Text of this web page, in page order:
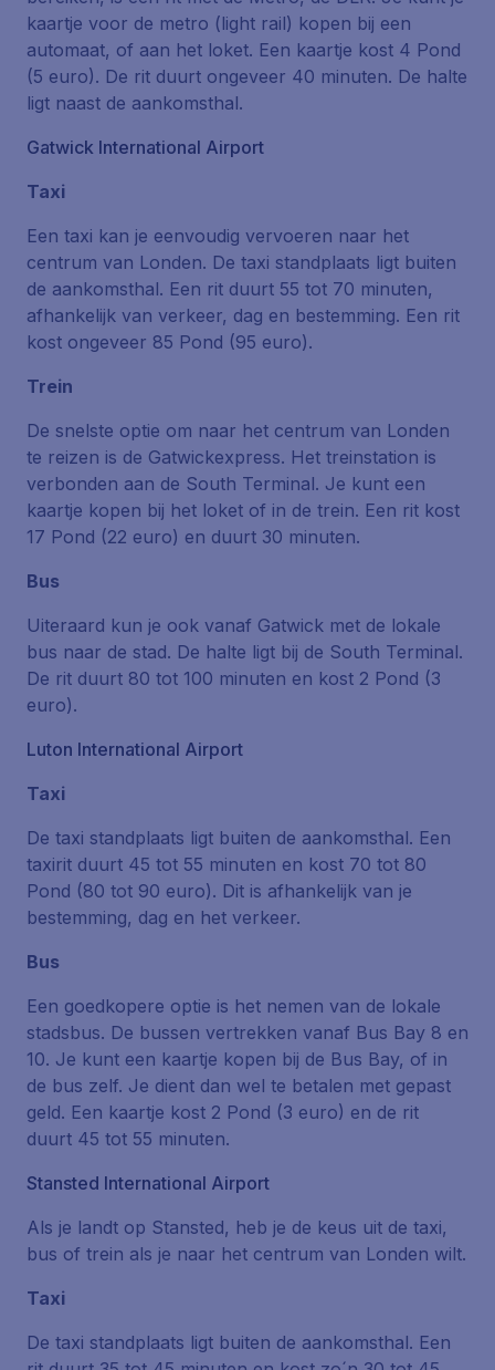
kaartje voor de metro (light rail) kopen bij een
automaat, of aan het loket. Een kaartje kost 4 Pond
(5 euro). De rit duurt ongeveer 40 minuten. De halte
ligt naast de aankomsthal.
Gatwick International Airport
Taxi
Een taxi kan je eenvoudig vervoeren naar het
centrum van Londen. De taxi standplaats ligt buiten
de aankomsthal. Een rit duurt 55 tot 70 minuten,
afhankelijk van verkeer, dag en bestemming. Een rit
kost ongeveer 85 Pond (95 euro).
Trein
De snelste optie om naar het centrum van Londen
te reizen is de Gatwickexpress. Het treinstation is
verbonden aan de South Terminal. Je kunt een
kaartje kopen bij het loket of in de trein. Een rit kost
17 Pond (22 euro) en duurt 30 minuten.
Bus
Uiteraard kun je ook vanaf Gatwick met de lokale
bus naar de stad. De halte ligt bij de South Terminal.
De rit duurt 80 tot 100 minuten en kost 2 Pond (3
euro).
Luton International Airport
Taxi
De taxi standplaats ligt buiten de aankomsthal. Een
taxirit duurt 45 tot 55 minuten en kost 70 tot 80
Pond (80 tot 90 euro). Dit is afhankelijk van je
bestemming, dag en het verkeer.
Bus
Een goedkopere optie is het nemen van de lokale
stadsbus. De bussen vertrekken vanaf Bus Bay 8 en
10. Je kunt een kaartje kopen bij de Bus Bay, of in
de bus zelf. Je dient dan wel te betalen met gepast
geld. Een kaartje kost 2 Pond (3 euro) en de rit
duurt 45 tot 55 minuten.
Stansted International Airport
Als je landt op Stansted, heb je de keus uit de taxi,
bus of trein als je naar het centrum van Londen wilt.
Taxi
De taxi standplaats ligt buiten de aankomsthal. Een